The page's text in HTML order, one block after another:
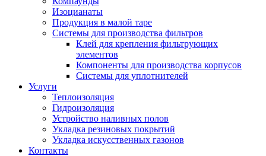
Изоцианаты
Продукция в малой таре
Системы для производства фильтров
Клей для крепления фильтрующих
элементов
Компоненты для производства корпусов
Системы для уплотнителей
Услуги
Теплоизоляция
Гидроизоляция
Устройство наливных полов
Укладка резиновых покрытий
Укладка искусственных газонов
Контакты